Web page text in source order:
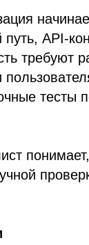
путь, API-
требуют
тесты